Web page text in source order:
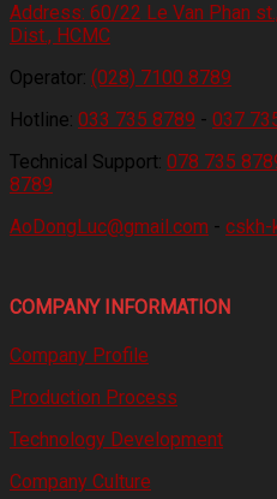
Address: 60/22 Le Van Phan
Dist., HCMC
Operator: (028) 7100 8789
Hotline: 033 735 8789 - 037
Technical Support: 078 735
8789
AoDongLuc@gmail.com - cskh-
COMPANY INFORMATION
Company Profile
Production Process
Technology Development
Company Culture